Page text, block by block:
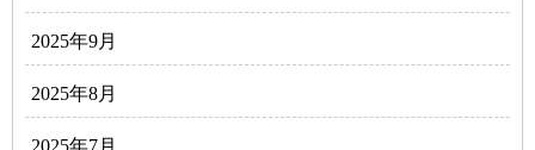
2025年9月
2025年8月
2025年7月